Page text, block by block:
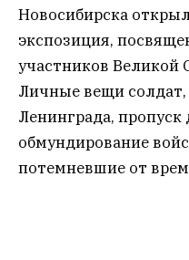
Новосибирска
экспозиция,
участников Великой
Личные вещи
Ленинграда, пропуск
обмундирование
потемневшие от